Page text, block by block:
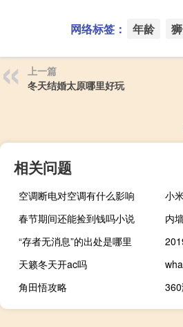
网络标签： 年龄
上一篇
冬天结婚太原哪里好玩
相关问题
空调断电对空调有什么影响
小
春节期间还能捡到钱吗小说
内
“存者无消息”的出处是哪里
天籁冬天开ac吗
角田悟攻略